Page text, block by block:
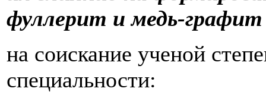
фуллерит и медь-графит
на соискание ученой
специальности: